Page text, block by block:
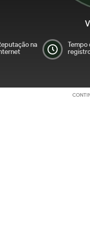
na
Tempo